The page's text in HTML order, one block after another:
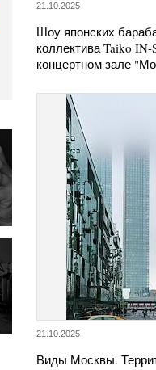
21.10.2025
Шоу японских
коллектива Taiko
концертном зале
21.10.2025
Виды Москвы.